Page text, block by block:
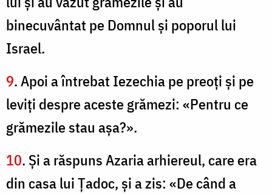
binecuvântat pe Domnul şi poporul lui
Israel.
9. Apoi a întrebat Iezechia pe preoţi şi pe
leviţi despre aceste grămezi: «Pentru ce
grămezile stau aşa?».
10. Şi a răspuns Azaria arhiereul, care era
din casa lui Ţadoc, şi a zis: «De când a